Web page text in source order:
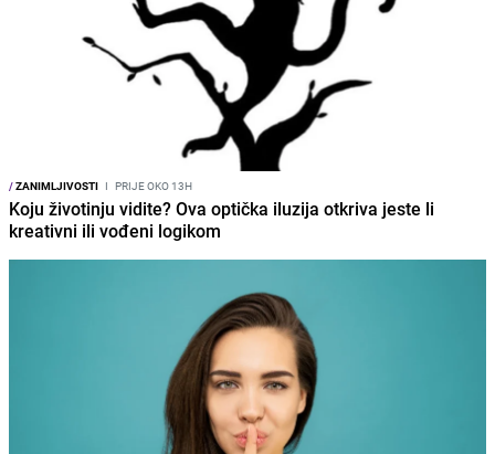
/ZANIMLJIVOSTI I PRIJE OKO 13H
Koju životinju vidite? Ova optička iluzija otkriva jeste li
kreativni ili vođeni logikom